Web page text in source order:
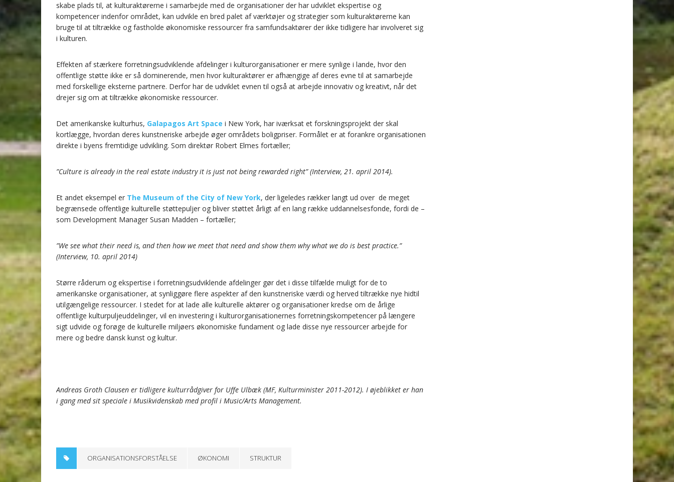
skabe plads til, at kulturaktørerne i samarbejde med de organisationer der har udviklet ekspertise og
kompetencer indenfor området, kan udvikle en bred palet af værktøjer og strategier som kulturaktørerne kan
bruge til at tiltrække og fastholde økonomiske ressourcer fra samfundsaktører der ikke tidligere har involveret sig
i kulturen.
Effekten af stærkere forretningsudviklende afdelinger i kulturorganisationer er mere synlige i lande, hvor den
offentlige støtte ikke er så dominerende, men hvor kulturaktører er afhængige af deres evne til at samarbejde
med forskellige eksterne partnere. Derfor har de udviklet evnen til også at arbejde innovativ og kreativt, når det
drejer sig om at tiltrække økonomiske ressourcer.
Det amerikanske kulturhus, Galapagos Art Space i New York, har iværksat et forskningsprojekt der skal
kortlægge, hvordan deres kunstneriske arbejde øger områdets boligpriser. Formålet er at forankre organisationen
direkte i byens fremtidige udvikling. Som direktør Robert Elmes fortæller;
”Culture is already in the real estate industry it is just not being rewarded right” (Interview, 21. april 2014).
Et andet eksempel er The Museum of the City of New York, der ligeledes rækker langt ud over de meget
begrænsede offentlige kulturelle støttepuljer og bliver støttet årligt af en lang række uddannelsesfonde, fordi de –
som Development Manager Susan Madden – fortæller;
”We see what their need is, and then how we meet that need and show them why what we do is best practice.”
(Interview, 10. april 2014)
Større råderum og ekspertise i forretningsudviklende afdelinger gør det i disse tilfælde muligt for de to
amerikanske organisationer, at synliggøre flere aspekter af den kunstneriske værdi og herved tiltrække nye hidtil
utilgængelige ressourcer. I stedet for at lade alle kulturelle aktører og organisationer kredse om de årlige
offentlige kulturpuljeuddelinger, vil en investering i kulturorganisationernes forretningskompetencer på længere
sigt udvide og forøge de kulturelle miljøers økonomiske fundament og lade disse nye ressourcer arbejde for
mere og bedre dansk kunst og kultur.
Andreas Groth Clausen er tidligere kulturrådgiver for Uffe Ulbæk (MF, Kulturminister 2011-2012). I øjeblikket er han
i gang med sit speciale i Musikvidenskab med profil i Music/Arts Management.
ORGANISATIONSFORSTÅELSE ØKONOMI STRUKTUR